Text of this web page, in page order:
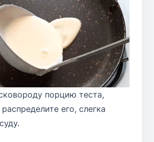
порцию теста,
его, слегка